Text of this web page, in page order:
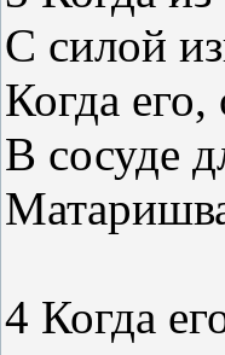
С силой
Когда
В сосуде
4 Когда